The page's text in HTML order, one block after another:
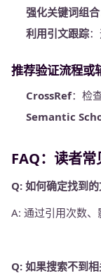
强化关键词组合
利用引文跟踪
推荐验证流程或
CrossRef：检
Semantic
FAQ：读者
Q: 如何确定找到
A: 通过引用次数、
Q: 如果搜索不到